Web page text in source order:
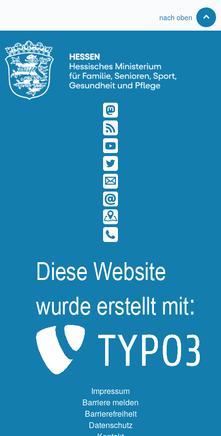
nach oben
Impressum
Barriere melden
Barrierefreiheit
Datenschutz